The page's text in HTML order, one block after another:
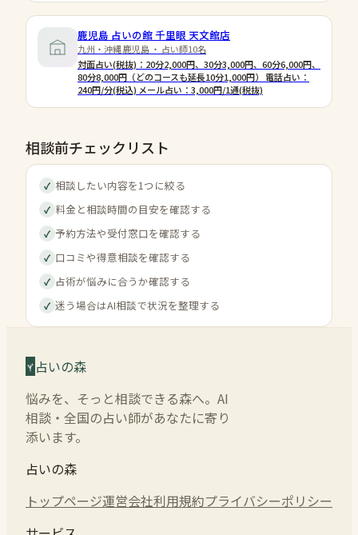
鹿児島 占いの館 千里眼 天文館店
九州・沖縄 鹿児島 ・ 占い師10名
対面占い(税抜)：20分2,000円、30分3,000円、60分6,000円、
80分8,000円（どのコースも延長10分1,000円） 電話占い：
240円/分(税込) メール占い：3,000円/1通(税抜)
相談前チェックリスト
✓ 相談したい内容を1つに絞る
✓ 料金と相談時間の目安を確認する
✓ 予約方法や受付窓口を確認する
✓ 口コミや得意相談を確認する
✓ 占術が悩みに合うか確認する
✓ 迷う場合はAI相談で状況を整理する
占いの森
悩みを、そっと相談できる森へ。AI
相談・全国の占い師があなたに寄り
添います。
占いの森
トップページ運営会社利用規約プライバシーポリシー